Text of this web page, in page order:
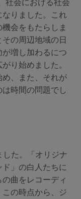
りました。これ
会をもたらしま
の周辺地域の日
増し加わるにつ
り始めました。
、また、それが
時間の問題でし
た。「オリジナ
」の白人たちに
曲をレコーディ
の時点から、ジ